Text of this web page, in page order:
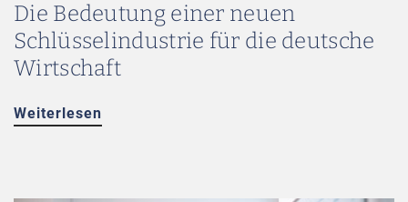
Die Bedeutung einer neuen
Schlüsselindustrie für die deutsche
Wirtschaft
Weiterlesen